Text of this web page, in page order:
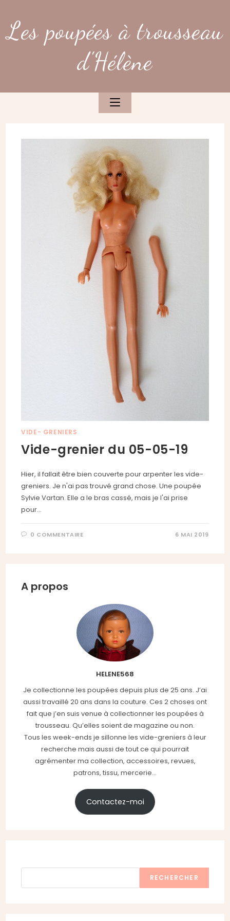
content
Les poupées à trousseau
d'Hélène
VIDE- GRENIERS
Vide-grenier du 05-05-19
Hier, il fallait être bien couverte pour arpenter les vide-
greniers. Je n'ai pas trouvé grand chose. Une poupée
Sylvie Vartan. Elle a le bras cassé, mais je l'ai prise
pour…
0 COMMENTAIRE 6 MAI 2019
A propos
HELENE568
Je collectionne les poupées depuis plus de 25 ans. J’ai
aussi travaillé 20 ans dans la couture. Ces 2 choses ont
fait que j’en suis venue à collectionner les poupées à
trousseau. Qu’elles soient de magazine ou non.
Tous les week-ends je sillonne les vide-greniers à leur
recherche mais aussi de tout ce qui pourrait
agrémenter ma collection, accessoires, revues,
patrons, tissu, mercerie...
Contactez-moi
RECHERCHER